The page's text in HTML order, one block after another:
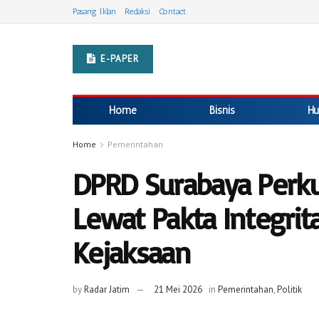
Pasang Iklan Redaksi Contact
E-PAPER
Home Bisnis
Home Pemerintahan
DPRD Surabaya
Lewat Pakta
Kejaksaan
byRadar Jatim 21 Mei 2026 in Pemerintahan,Politik